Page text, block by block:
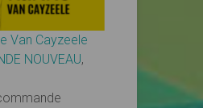
Van Cayzeele
NOUVEAU,